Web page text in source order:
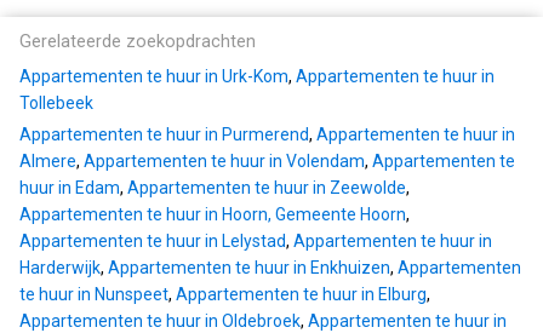
Gerelateerde zoekopdrachten
Appartementen te huur in Urk-Kom, Appartementen te huur in
Tollebeek
Appartementen te huur in Purmerend, Appartementen te huur in
Almere, Appartementen te huur in Volendam, Appartementen te
huur in Edam, Appartementen te huur in Zeewolde,
Appartementen te huur in Hoorn, Gemeente Hoorn,
Appartementen te huur in Lelystad, Appartementen te huur in
Harderwijk, Appartementen te huur in Enkhuizen, Appartementen
te huur in Nunspeet, Appartementen te huur in Elburg,
Appartementen te huur in Oldebroek, Appartementen te huur in